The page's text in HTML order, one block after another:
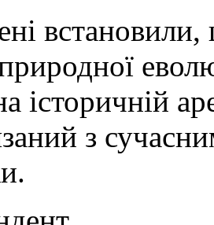
природної
історичній
з